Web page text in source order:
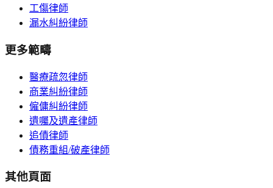
工傷律師
漏水糾紛律師
更多範疇
醫療疏忽律師
商業糾紛律師
僱傭糾紛律師
遺囑及遺產律師
追債律師
債務重組/破產律師
其他頁面